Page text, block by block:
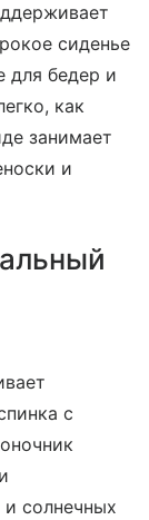
сиденье
для бедер и
как
занимает
и
с
солнечных